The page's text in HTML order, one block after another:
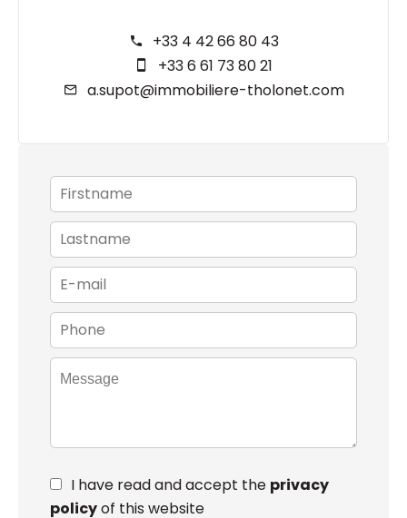
+33 4 42 66 80 43
+33 6 61 73 80 21
a.supot@immobiliere-tholonet.com
I have read and accept the privacy
policyof this website